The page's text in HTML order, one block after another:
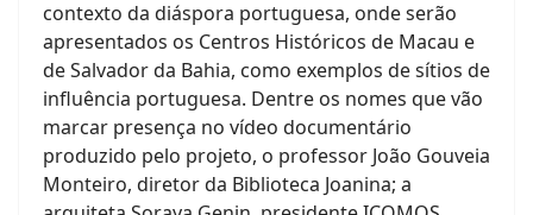
contexto da diáspora portuguesa, onde serão
apresentados os Centros Históricos de Macau e
de Salvador da Bahia, como exemplos de sítios de
influência portuguesa. Dentre os nomes que vão
marcar presença no vídeo documentário
produzido pelo projeto, o professor João Gouveia
Monteiro, diretor da Biblioteca Joanina; a